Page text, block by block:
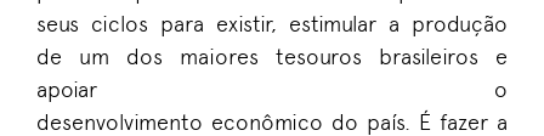
seus ciclos para existir, estimular a produção
de um dos maiores tesouros brasileiros e
apoiar o
desenvolvimento econômico do país. É fazer a